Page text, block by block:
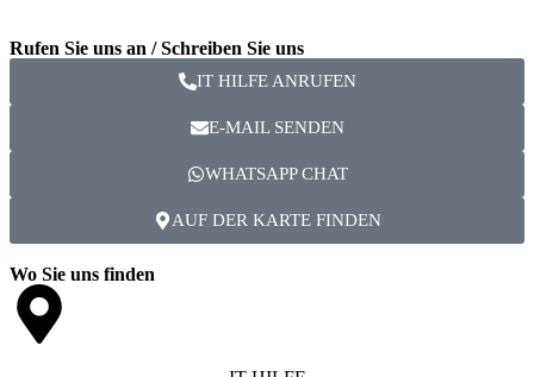
Rufen Sie uns an / Schreiben Sie uns
IT HILFE ANRUFEN
E-MAIL SENDEN
WHATSAPP CHAT
AUF DER KARTE FINDEN
Wo Sie uns finden